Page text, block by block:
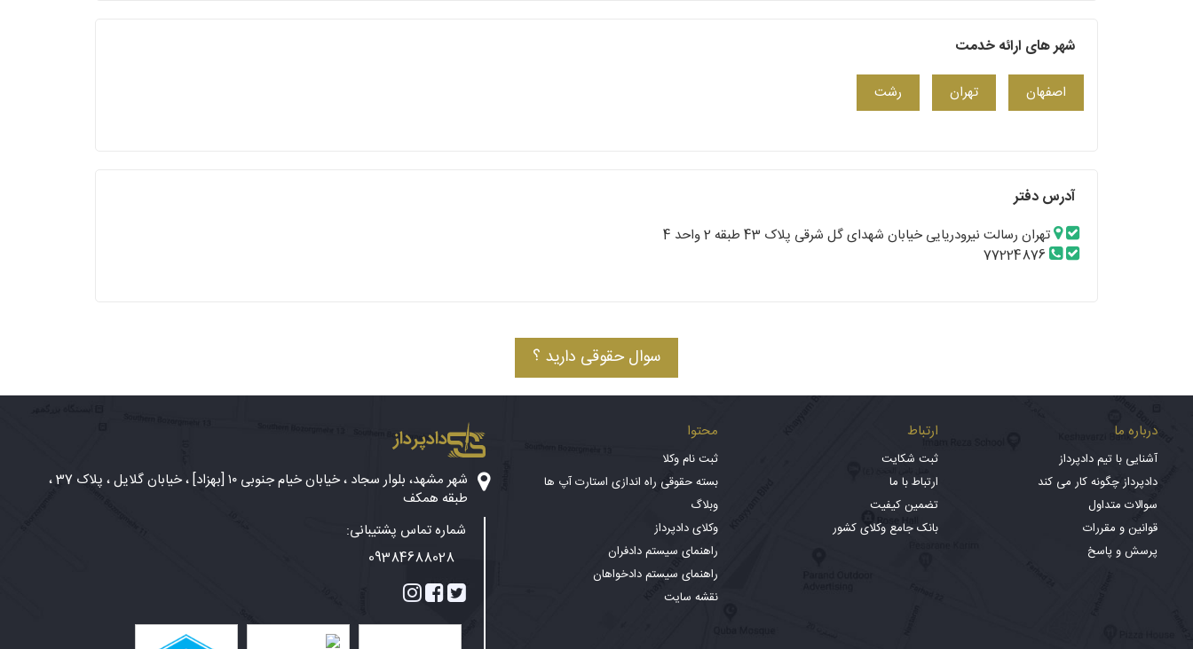
شهر های ارائه خدمت
اصفهان تهران رشت
آدرس دفتر
تهران رسالت نیرودریایی خیابان شهدای گل شرقی پلاک 43 طبقه 2 واحد 4
77224876
سوال حقوقی دارید ؟
درباره ما
آشنایی با تیم دادپرداز
دادپرداز چگونه کار می کند
سوالات متداول
قوانین و مقررات
پرسش و پاسخ
ارتباط
ثبت شکایت
ارتباط با ما
تضمین کیفیت
بانک جامع وکلای کشور
محتوا
ثبت نام وکلا
بسته حقوقی راه اندازی استارت آپ ها
وبلاگ
وکلای دادپرداز
راهنمای سیستم دادفران
راهنمای سیستم دادخواهان
نقشه سایت
دادپرداز
شهر مشهد، بلوار سجاد ، خیابان خیام جنوبی ۱۰ [بهزاد] ، خیابان گلایل ، پلاک 37 ،
طبقه همکف
شماره تماس پشتیبانی:
09384688028